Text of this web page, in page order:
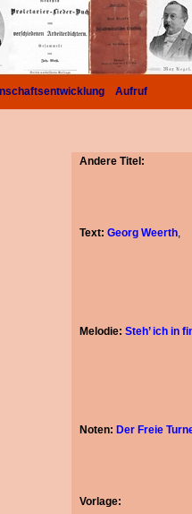
Aufruf
Andere Titel:
Text: Georg Weerth,
Melodie: Steh’ ich in
Noten: Der Freie
Vorlage: